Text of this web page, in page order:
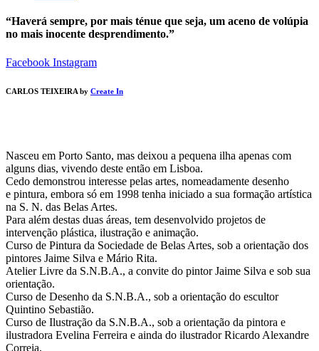
“Haverá sempre, por mais ténue que seja, um aceno de volúpia
no mais inocente desprendimento.”
Facebook Instagram
CARLOS TEIXEIRA by Create In
Nasceu em Porto Santo, mas deixou a pequena ilha apenas com
alguns dias, vivendo deste então em Lisboa.
Cedo demonstrou interesse pelas artes, nomeadamente desenho
e pintura, embora só em 1998 tenha iniciado a sua formação artística
na S. N. das Belas Artes.
Para além destas duas áreas, tem desenvolvido projetos de
intervenção plástica, ilustração e animação.
Curso de Pintura da Sociedade de Belas Artes, sob a orientação dos
pintores Jaime Silva e Mário Rita.
Atelier Livre da S.N.B.A., a convite do pintor Jaime Silva e sob sua
orientação.
Curso de Desenho da S.N.B.A., sob a orientação do escultor
Quintino Sebastião.
Curso de Ilustração da S.N.B.A., sob a orientação da pintora e
ilustradora Evelina Ferreira e ainda do ilustrador Ricardo Alexandre
Correia.